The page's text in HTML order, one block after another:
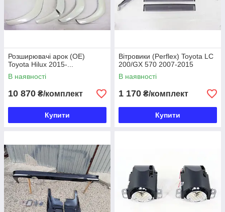
Розширювачі арок (OE)
Toyota Hilux 2015-...
В наявності
10 870 ₴/комплект
Купити
Вітровики (Perflex) Toyota LC
200/GX 570 2007-2015
В наявності
1 170 ₴/комплект
Купити